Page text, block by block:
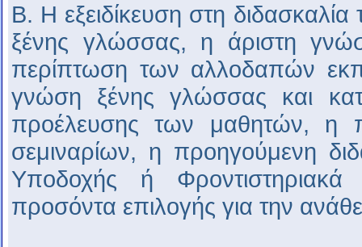
Β. Η εξειδίκευση στη
ξένης γλώσσας, η άριστη
περίπτωση των αλλοδαπών
γνώση ξένης γλώσσας και
προέλευσης των μαθητών, η
σεμιναρίων, η προηγούμενη
Υποδοχής ή Φροντιστηριακά
προσόντα επιλογής για την